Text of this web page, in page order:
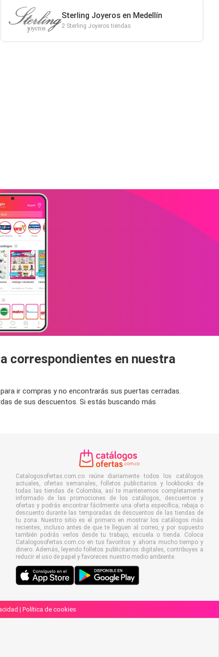
Sterling Joyeros en Medellín
2 Sterling Joyeros tiendas
correspondientes en nuestra
ir compras y no encontrarás sus puertas cerradas.
de sus descuentos. Si estás buscando más
Catalogosofertas.com.co reúne diariamente todos los catálogos
actuales, ofertas semanales, folletos publicitarios y lookbooks de
todas las tiendas de Colombia, así te mantenemos completamente
informado de las promociones de los catálogos, descuentos y
ofertas y podrás encontrar fácilmente una oferta específica, rebaja o
descuento durante las temporadas de descuentos de las tiendas de
tu zona. Nuestro sitio es el primero en mostrar los catálogos más
recientes, incluso antes de que te lleguen al correo, y por supuesto
también podrás verlos desde tu trabajo, escuela o tienda. Coloca
Catalogosofertas.com.co en tus favoritos y ahorra mucho tiempo y
dinero. Además, leyendo folletos publicitarios digitales, contribuyes a
reducir el uso de papel y favoreces nuestro medio ambiente.
| Política de cookies